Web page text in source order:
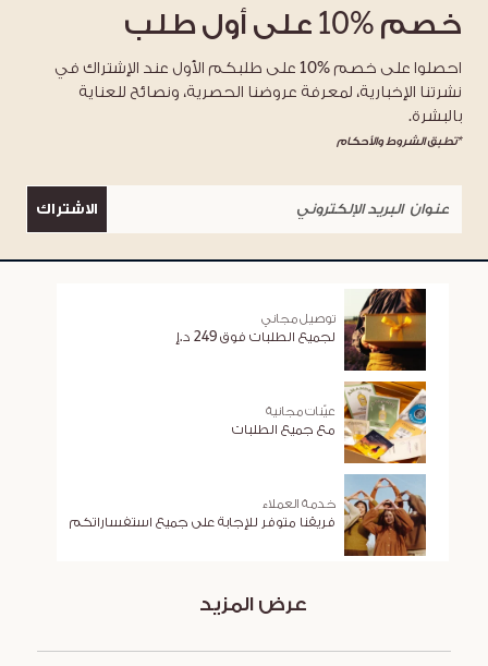
خصم %10 على أول طلب
احصلوا على خصم %10 على طلبكم الأول عند الإشتراك في
نشرتنا الإخبارية، لمعرفة عروضنا الحصرية، ونصائح للعناية
بالبشرة.
*تطبق الشروط والأحكام
الاشتراك
توصيل مجاني
لجميع الطلبات فوق 249 د.إ
عيّنات مجانية
مع جميع الطلبات
خدمة العملاء
فريقنا متوفر للإجابة على جميع استفساراتكم
عرض المزيد